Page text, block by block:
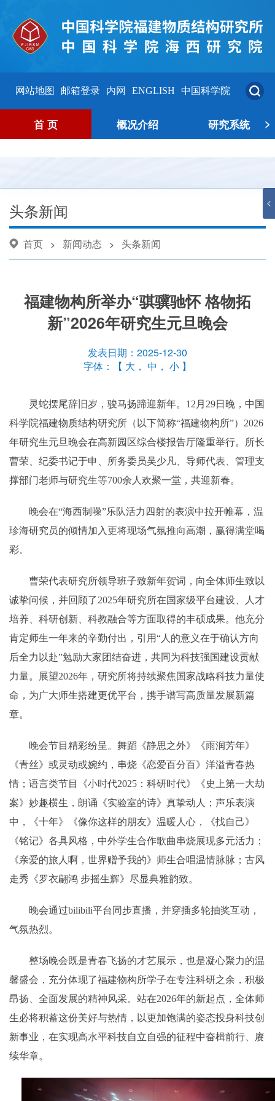
网站地图 邮箱登录 内网 ENGLISH 中国科学院
首 页 概况介绍 研究系统 >
<
头条新闻
首页 > 新闻动态 > 头条新闻
福建物构所举办“骐骥驰怀 格物拓
新”2026年研究生元旦晚会
发表日期：2025-12-30
字体：【 大 ， 中 ， 小 】
灵蛇摆尾辞旧岁，骏马扬蹄迎新年。12月29日晚，中国
科学院福建物质结构研究所（以下简称“福建物构所”）2026
年研究生元旦晚会在高新园区综合楼报告厅隆重举行。所长
曹荣、纪委书记于申、所务委员吴少凡、导师代表、管理支
撑部门老师与研究生等700余人欢聚一堂，共迎新春。
晚会在“海西制噪”乐队活力四射的表演中拉开帷幕，温
珍海研究员的倾情加入更将现场气氛推向高潮，赢得满堂喝
彩。
曹荣代表研究所领导班子致新年贺词，向全体师生致以
诚挚问候，并回顾了2025年研究所在国家级平台建设、人才
培养、科研创新、科教融合等方面取得的丰硕成果。他充分
肯定师生一年来的辛勤付出，引用“人的意义在于确认方向
后全力以赴”勉励大家团结奋进，共同为科技强国建设贡献
力量。展望2026年，研究所将持续聚焦国家战略科技力量使
命，为广大师生搭建更优平台，携手谱写高质量发展新篇
章。
晚会节目精彩纷呈。舞蹈《静思之外》《雨润芳年》
《青丝》或灵动或婉约，串烧《恋爱百分百》洋溢青春热
情；语言类节目《小时代2025：科研时代》《史上第一大劫
案》妙趣横生，朗诵《实验室的诗》真挚动人；声乐表演
中，《十年》《像你这样的朋友》温暖人心，《找自己》
《铭记》各具风格，中外学生合作歌曲串烧展现多元活力；
《亲爱的旅人啊，世界赠予我的》师生合唱温情脉脉；古风
走秀《罗衣翩鸿 步摇生辉》尽显典雅韵致。
晚会通过bilibili平台同步直播，并穿插多轮抽奖互动，
气氛热烈。
整场晚会既是青春飞扬的才艺展示，也是凝心聚力的温
馨盛会，充分体现了福建物构所学子在专注科研之余，积极
昂扬、全面发展的精神风采。站在2026年的新起点，全体师
生必将积蓄这份美好与热情，以更加饱满的姿态投身科技创
新事业，在实现高水平科技自立自强的征程中奋楫前行、赓
续华章。